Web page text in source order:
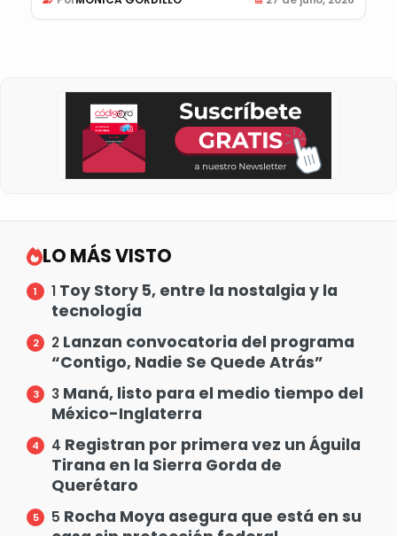
LO MÁS VISTO
1 Toy Story 5, entre la nostalgia y la
tecnología
2 Lanzan convocatoria del programa
“Contigo, Nadie Se Quede Atrás”
3 Maná, listo para el medio tiempo del
México-Inglaterra
4 Registran por primera vez un Águila
Tirana en la Sierra Gorda de
Querétaro
5 Rocha Moya asegura que está en su